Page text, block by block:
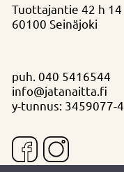
Tuottajantie 42 h 14
60100 Seinäjoki
puh. 040 5416544
info@jatanaitta.fi
y-tunnus: 3459077-4